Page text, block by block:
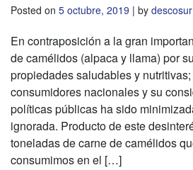
Posted on 5 octubre, 2019 | by
En contraposición a la gran
de camélidos (alpaca y llama) por
propiedades saludables y
consumidores nacionales y su
políticas públicas ha sido
ignorada. Producto de este
toneladas de carne de camélidos
consumimos en el […]